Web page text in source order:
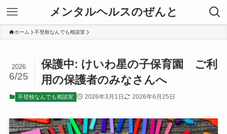
メンタルヘルスのぜんと
ホーム 不登校なんでも相談室
保護中: けいわ星の子保育園 ご利
用の保護者のみなさんへ
2026
6/25
不登校なんでも相談室 2026年3月1日 2026年6月25日